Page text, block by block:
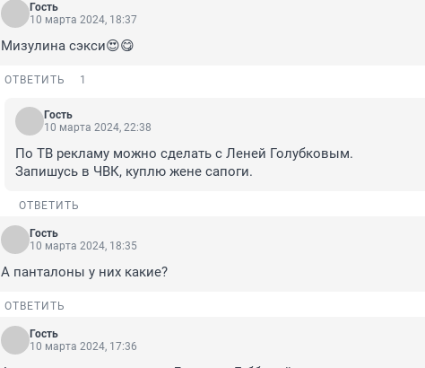
Гость
10 марта 2024, 18:37
Мизулина сэкси😍😋
ОТВЕТИТЬ 1
Гость
10 марта 2024, 22:38
По ТВ рекламу можно сделать с Леней Голубковым.
Запишусь в ЧВК, куплю жене сапоги.
ОТВЕТИТЬ
Гость
10 марта 2024, 18:35
А панталоны у них какие?
ОТВЕТИТЬ
Гость
10 марта 2024, 17:36